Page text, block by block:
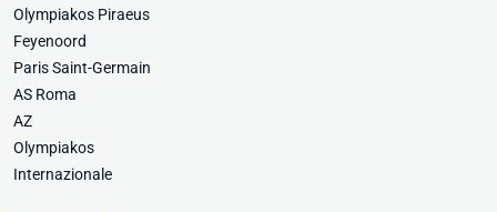
Olympiakos Piraeus
Feyenoord
Paris Saint-Germain
AS Roma
AZ
Olympiakos
Internazionale